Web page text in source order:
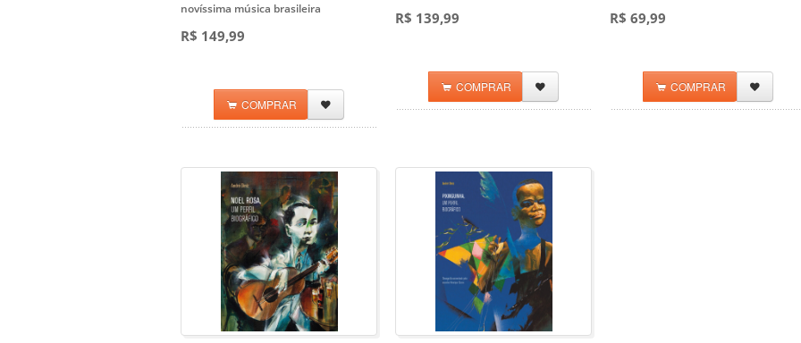
novíssima música brasileira
R$ 149,99
COMPRAR
R$ 139,99
COMPRAR
R$ 69,99
COMPRAR